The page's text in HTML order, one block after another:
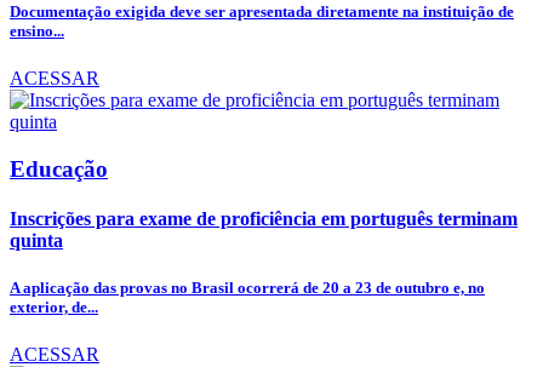
Documentação exigida deve ser apresentada diretamente na instituição de
ensino...
ACESSAR
Educação
Inscrições para exame de proficiência em português terminam
quinta
A aplicação das provas no Brasil ocorrerá de 20 a 23 de outubro e, no
exterior, de...
ACESSAR